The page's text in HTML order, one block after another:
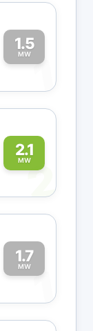
1.5
MW1
2.1
MW2
1.7
MW1